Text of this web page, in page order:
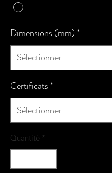
Dimensions (mm)*
Certificats*
Quantité *